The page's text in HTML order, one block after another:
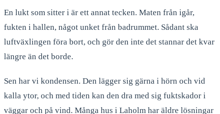
En lukt som sitter i är ett annat tecken. Maten från igår,
fukten i hallen, något unket från badrummet. Sådant ska
luftväxlingen föra bort, och gör den inte det stannar det kvar
längre än det borde.
Sen har vi kondensen. Den lägger sig gärna i hörn och vid
kalla ytor, och med tiden kan den dra med sig fuktskador i
väggar och på vind. Många hus i Laholm har äldre lösningar